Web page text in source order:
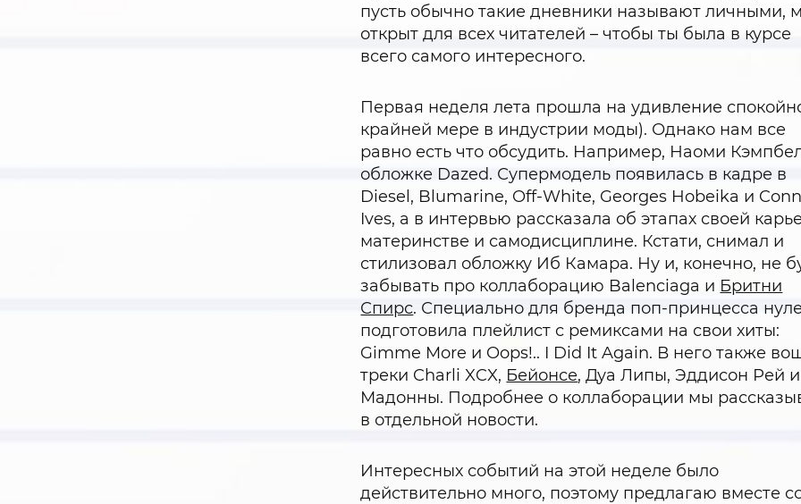
пусть обычно такие дневники называют личными,
открыт для всех читателей – чтобы ты была в курсе
всего самого интересного.
Первая неделя лета прошла на удивление
крайней мере в индустрии моды). Однако нам все
равно есть что обсудить. Например, Наоми
обложке Dazed. Супермодель появилась в кадре в
Diesel, Blumarine, Off-White, Georges Hobeika и
Ives, а в интервью рассказала об этапах своей
материнстве и самодисциплине. Кстати, снимал и
стилизовал обложку Иб Камара. Ну и, конечно, не
забывать про коллаборацию Balenciaga и Бритни
Спирс. Специально для бренда поп-принцесса
подготовила плейлист с ремиксами на свои хиты:
Gimme More и Oops!.. I Did It Again. В него также
треки Charli XCX, Бейонсе, Дуа Липы, Эддисон Рей и
Мадонны. Подробнее о коллаборации мы
в отдельной новости.
Интересных событий на этой неделе было
действительно много, поэтому предлагаю вместе